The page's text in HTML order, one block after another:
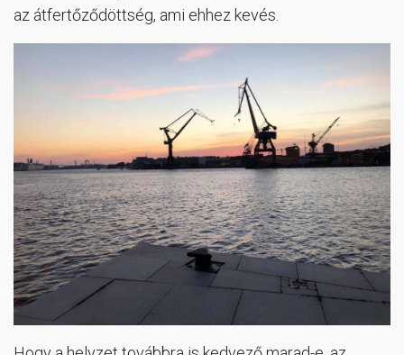
az átfertőződöttség, ami ehhez kevés.